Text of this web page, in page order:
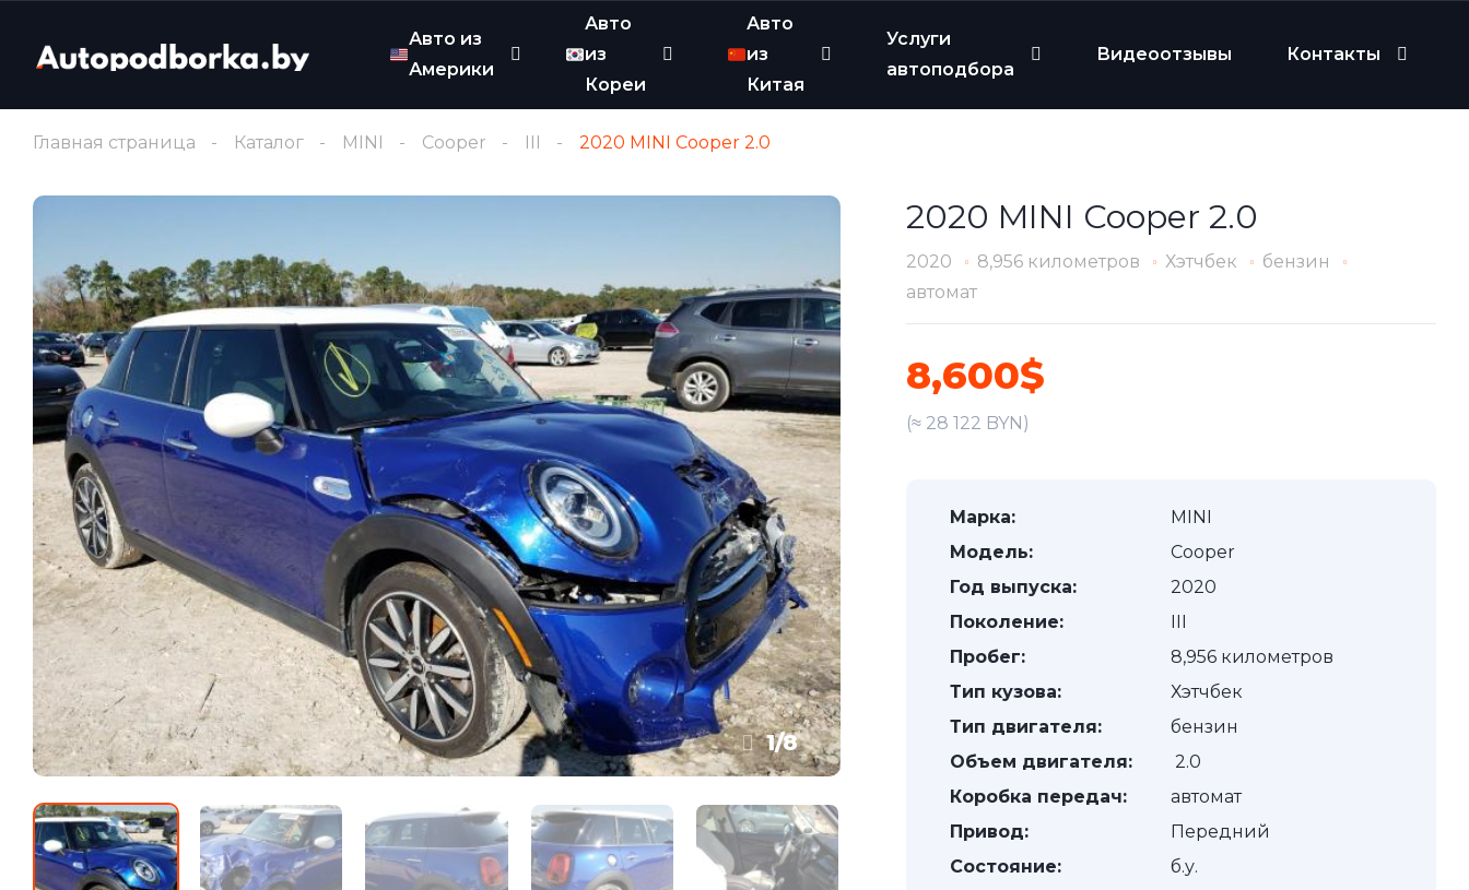
Авто из
Америки
Авто
из
Кореи
Авто
из
Китая
Услуги
автоподбора
Видеоотзывы Контакты
Главная страница Каталог MINI Cooper III 2020 MINI Cooper 2.0
1/8
2020 MINI Cooper 2.0
2020 8,956 километров Хэтчбек
бензин
автомат
8,600$
(≈ 28 122 BYN)
Марка:
MINI
Модель:
Cooper
Год выпуска:
2020
Поколение:
III
Пробег:
8,956 километров
Тип кузова:
Хэтчбек
Тип двигателя:
бензин
Объем двигателя:
2.0
Коробка передач:
автомат
Привод:
Передний
Состояние:
б.у.